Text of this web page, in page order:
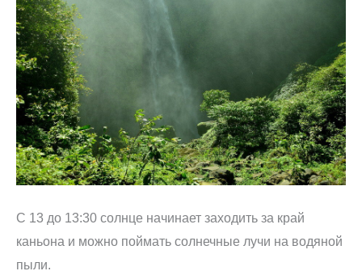
С 13 до 13:30 солнце начинает заходить за край
каньона и можно поймать солнечные лучи на водяной
пыли.